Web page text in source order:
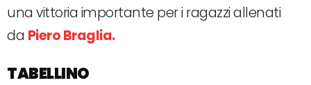
una vittoria importante per i ragazzi allenati
da Piero Braglia.
TABELLINO